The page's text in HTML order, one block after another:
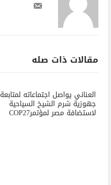
مقالات ذات صله
العناني يواصل اجتماعاته لمتابعة
جهوزية شرم الشيخ السياحية
لاستضافة مصر لمؤتمرCOP27